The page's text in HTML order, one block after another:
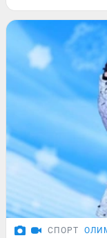
СПОРТ